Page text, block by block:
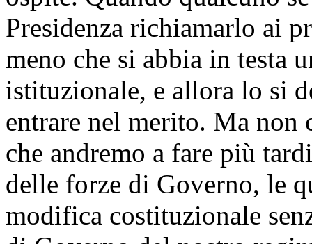
Presidenza richiamarlo ai
meno che si abbia in testa
istituzionale, e allora lo si
entrare nel merito. Ma non
che andremo a fare più
delle forze di Governo, le
modifica costituzionale